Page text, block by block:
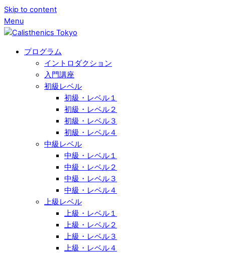
Skip to content
Menu
プログラム
イントロダクション
入門講座
初級レベル
初級・レベル１
初級・レベル２
初級・レベル３
初級・レベル４
中級レベル
中級・レベル１
中級・レベル２
中級・レベル３
中級・レベル４
上級レベル
上級・レベル１
上級・レベル２
上級・レベル３
上級・レベル４